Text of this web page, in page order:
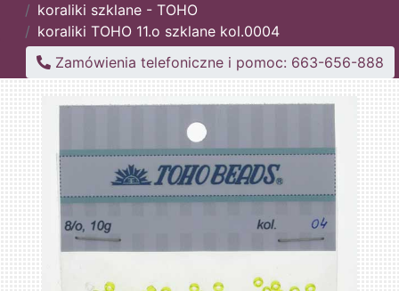
koraliki szklane - TOHO
koraliki TOHO 11.o szklane kol.0004
Zamówienia telefoniczne i pomoc: 663-656-888